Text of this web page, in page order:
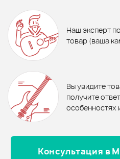
МЕДИАТОР ERNIE BALL 9128
В корзину
380 ₽
ВЕРТУШКА ДЛЯ СТРУН ERNIE
BALL 4119
В корзину
Отзывы
Оценка5
Вертушки для струн -
Наш эксперт
товар (ваша
Вы увидите
получите
особенностях
Консультация в